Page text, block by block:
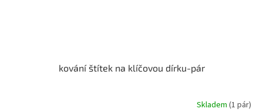
kování štítek na klíčovou dírku-pár
Skladem (1 pár)